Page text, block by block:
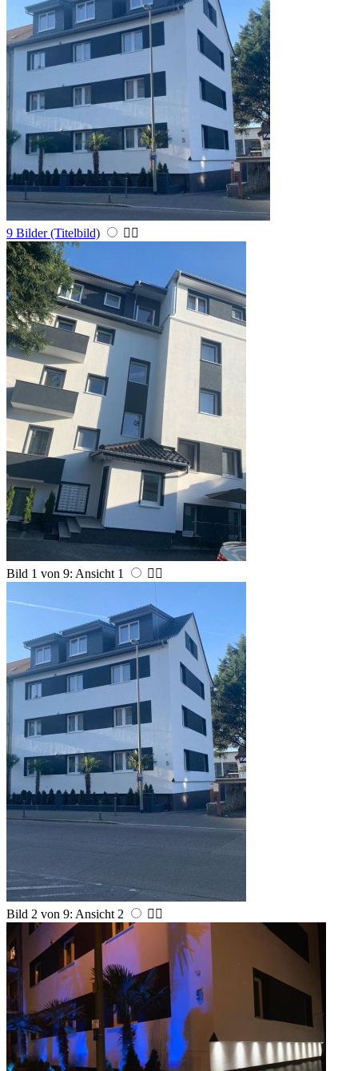
9 Bilder (Titelbild)  
Bild 1 von 9: Ansicht 1  
Bild 2 von 9: Ansicht 2  